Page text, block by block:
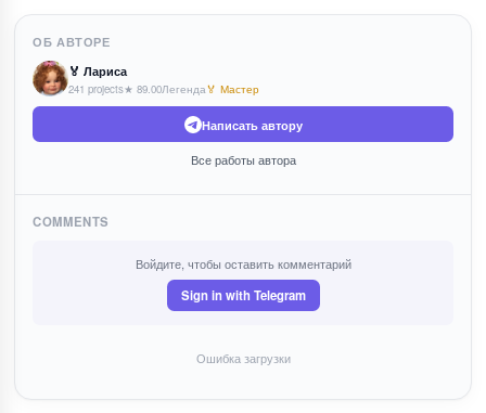
ОБ АВТОРЕ
🏅 Лариса
241 projects★ 89.00Легенда🏅 Мастер
Написать автору
Все работы автора
COMMENTS
Войдите, чтобы оставить комментарий
Sign in with Telegram
Ошибка загрузки